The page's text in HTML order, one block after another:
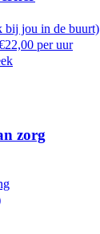
bij jou in de buurt)
per uur
zorg